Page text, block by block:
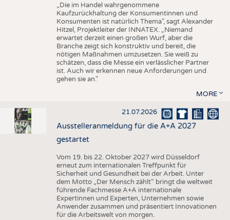
„Die im Handel wahrgenommene
Kaufzurückhaltung der Konsumentinnen und
Konsumenten ist natürlich Thema", sagt Alexander
Hitzel, Projektleiter der INNATEX. „Niemand
erwartet derzeit einen großen Wurf, aber die
Branche zeigt sich konstruktiv und bereit, die
nötigen Maßnahmen umzusetzen. Sie weiß zu
schätzen, dass die Messe ein verlässlicher Partner
ist. Auch wir erkennen neue Anforderungen und
gehen sie an."
MORE
21.07.2026
Ausstelleranmeldung für die A+A 2027
gestartet
Vom 19. bis 22. Oktober 2027 wird Düsseldorf
erneut zum internationalen Treffpunkt für
Sicherheit und Gesundheit bei der Arbeit. Unter
dem Motto „Der Mensch zählt“ bringt die weltweit
führende Fachmesse A+A internationale
Expertinnen und Experten, Unternehmen sowie
Anwender zusammen und präsentiert Innovationen
für die Arbeitswelt von morgen.